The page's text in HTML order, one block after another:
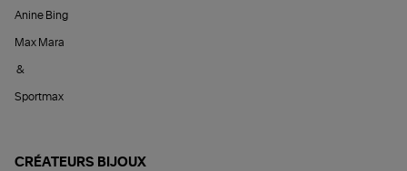
Anine Bing
Max Mara
&
Sportmax
CRÉATEURS BIJOUX